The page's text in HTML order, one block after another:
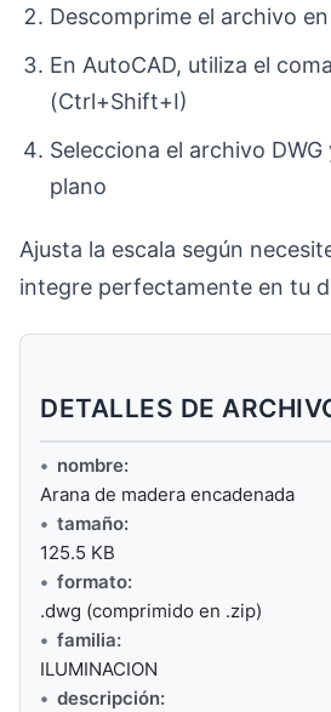
Descomprime el archivo
En AutoCAD, utiliza el
(Ctrl+Shift+I)
Selecciona el archivo
plano
Ajusta la escala según
integre perfectamente en tu
DETALLES DE
nombre:
Arana de madera encadenada
tamaño:
125.5 KB
formato:
.dwg (comprimido en .zip)
familia:
ILUMINACION
descripción: